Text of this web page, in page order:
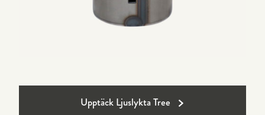
Upptäck Ljuslykta Tree